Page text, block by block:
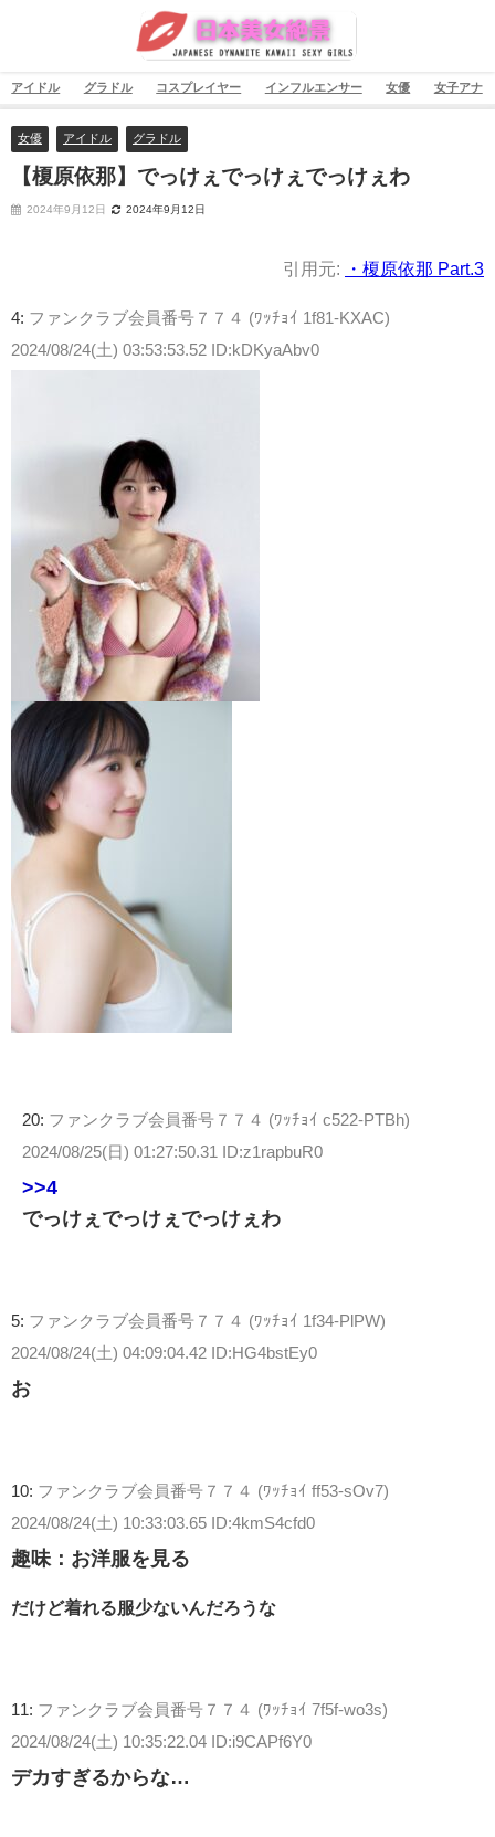
アイドル グラドル コスプレイヤー インフルエンサー 女優 女子アナ
女優 アイドル グラドル
【榎原依那】でっけぇでっけぇでっけぇわ
2024年9月12日 2024年9月12日
引用元: ・榎原依那 Part.3
4: ファンクラブ会員番号７７４ (ﾜｯﾁｮｲ 1f81-KXAC)
2024/08/24(土) 03:53:53.52 ID:kDKyaAbv0
20: ファンクラブ会員番号７７４ (ﾜｯﾁｮｲ c522-PTBh)
2024/08/25(日) 01:27:50.31 ID:z1rapbuR0
>>4
でっけぇでっけぇでっけぇわ
5: ファンクラブ会員番号７７４ (ﾜｯﾁｮｲ 1f34-PlPW)
2024/08/24(土) 04:09:04.42 ID:HG4bstEy0
お
10: ファンクラブ会員番号７７４ (ﾜｯﾁｮｲ ff53-sOv7)
2024/08/24(土) 10:33:03.65 ID:4kmS4cfd0
趣味：お洋服を見る
だけど着れる服少ないんだろうな
11: ファンクラブ会員番号７７４ (ﾜｯﾁｮｲ 7f5f-wo3s)
2024/08/24(土) 10:35:22.04 ID:i9CAPf6Y0
デカすぎるからな…